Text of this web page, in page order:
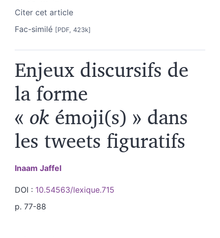
Citer cet article
Fac-similé [PDF, 423k]
Enjeux discursifs de
la forme
« okémoji(s) » dans
les tweets figuratifs
Inaam Jaffel
DOI : 10.54563/lexique.715
p. 77-88